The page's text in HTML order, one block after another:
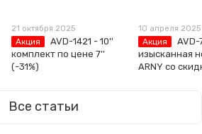
21 октября 2025
Акция
AVD-1421 - 10''
комплект по цене 7''
(-31%)
10 апреля 2025
Акция
изысканная
ARNY со
Все статьи